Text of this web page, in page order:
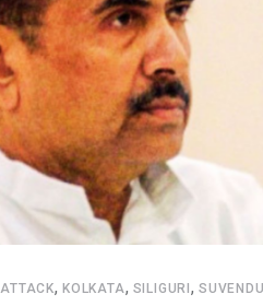
ATTACK,KOLKATA, SILIGURI,